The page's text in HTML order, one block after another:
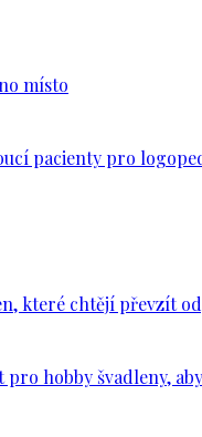
místo
pacienty pro
které chtějí převzít
hobby švadleny,